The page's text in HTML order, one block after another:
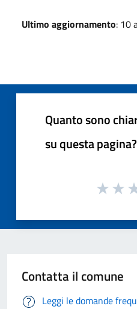
Ultimo aggiornamento: 10
Quanto sono
su questa pagina?
Contatta il comune
Leggi le domande